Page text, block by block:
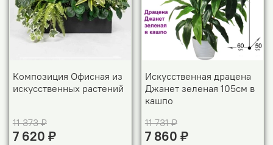
Композиция Офисная из
искусственных растений
11 373 ₽
7 620 ₽
Искусственная драцена
Джанет зеленая 105см в
кашпо
11 731 ₽
7 860 ₽